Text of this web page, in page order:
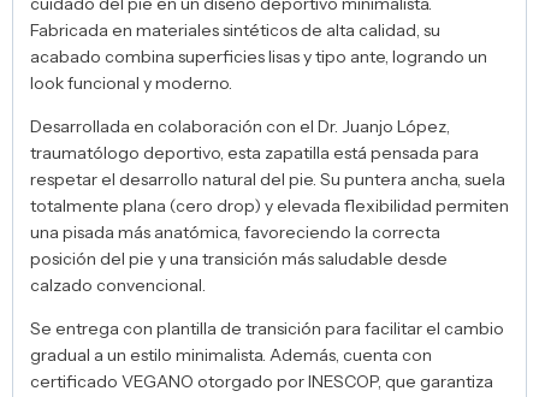
Fabricada en materiales sintéticos de alta calidad, su
acabado combina superficies lisas y tipo ante, logrando un
look funcional y moderno.
Desarrollada en colaboración con el Dr. Juanjo López,
traumatólogo deportivo, esta zapatilla está pensada para
respetar el desarrollo natural del pie. Su puntera ancha, suela
totalmente plana (cero drop) y elevada flexibilidad permiten
una pisada más anatómica, favoreciendo la correcta
posición del pie y una transición más saludable desde
calzado convencional.
Se entrega con plantilla de transición para facilitar el cambio
gradual a un estilo minimalista. Además, cuenta con
certificado VEGANO otorgado por INESCOP, que garantiza